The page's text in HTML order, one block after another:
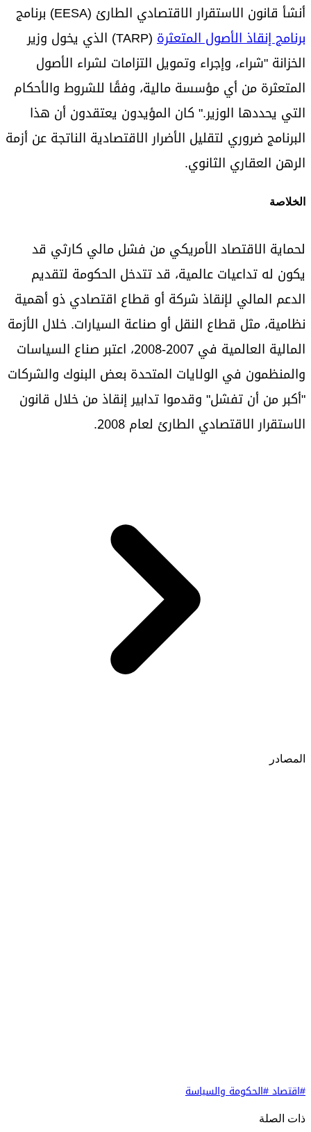
أنشأ قانون الاستقرار الاقتصادي الطارئ (EESA) برنامج
برنامج إنقاذ الأصول المتعثرة
(TARP) الذي يخول وزير
الخزانة "شراء، وإجراء وتمويل التزامات لشراء الأصول
المتعثرة من أي مؤسسة مالية، وفقًا للشروط والأحكام
التي يحددها الوزير." كان المؤيدون يعتقدون أن هذا
البرنامج ضروري لتقليل الأضرار الاقتصادية الناتجة عن أزمة
الرهن العقاري الثانوي.
الخلاصة
لحماية الاقتصاد الأمريكي من فشل مالي كارثي قد
يكون له تداعيات عالمية، قد تتدخل الحكومة لتقديم
الدعم المالي لإنقاذ شركة أو قطاع اقتصادي ذو أهمية
نظامية، مثل قطاع النقل أو صناعة السيارات. خلال الأزمة
المالية العالمية في 2007-2008، اعتبر صناع السياسات
والمنظمون في الولايات المتحدة بعض البنوك والشركات
"أكبر من أن تفشل" وقدموا تدابير إنقاذ من خلال قانون
الاستقرار الاقتصادي الطارئ لعام 2008.
المصادر
#اقتصاد#الحكومة والسياسة
ذات الصلة